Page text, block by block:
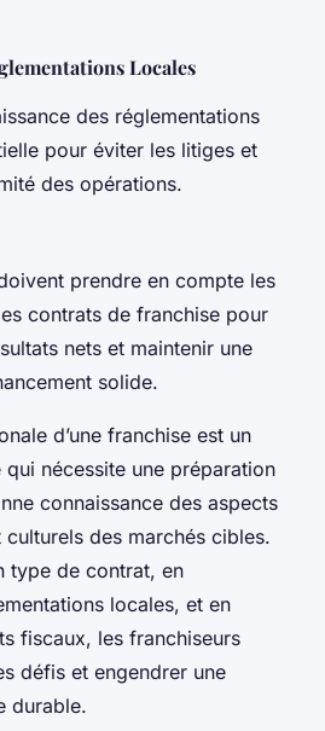
Locales
des réglementations
pour éviter les litiges et
des opérations.
prendre en compte les
contrats de franchise pour
nets et maintenir une
solide.
d’une franchise est un
nécessite une préparation
connaissance des aspects
des marchés cibles.
type de contrat, en
locales, et en
fiscaux, les franchiseurs
défis et engendrer une
durable.